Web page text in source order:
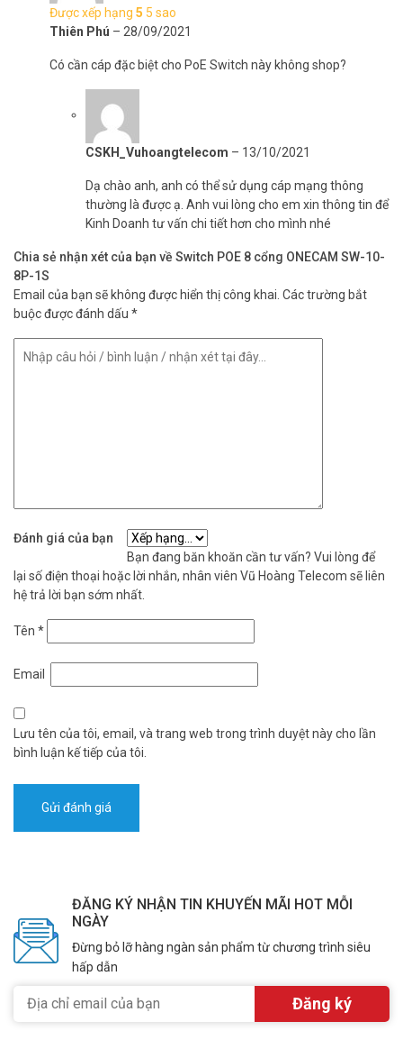
Được xếp hạng 5 5 sao
Thiên Phú – 28/09/2021
Có cần cáp đặc biệt cho PoE Switch này không shop?
CSKH_Vuhoangtelecom – 13/10/2021
Dạ chào anh, anh có thể sử dụng cáp mạng thông
thường là được ạ. Anh vui lòng cho em xin thông tin để
Kinh Doanh tư vấn chi tiết hơn cho mình nhé
Chia sẻ nhận xét của bạn về Switch POE 8 cổng ONECAM SW-10-
8P-1S
Email của bạn sẽ không được hiển thị công khai. Các trường bắt
buộc được đánh dấu *
Đánh giá của bạn
Bạn đang băn khoăn cần tư vấn? Vui lòng để
lại số điện thoại hoặc lời nhắn, nhân viên Vũ Hoàng Telecom sẽ liên
hệ trả lời bạn sớm nhất.
Tên *
Email
Lưu tên của tôi, email, và trang web trong trình duyệt này cho lần
bình luận kế tiếp của tôi.
ĐĂNG KÝ NHẬN TIN KHUYẾN MÃI HOT MỖI
NGÀY
Đừng bỏ lỡ hàng ngàn sản phẩm từ chương trình siêu
hấp dẫn